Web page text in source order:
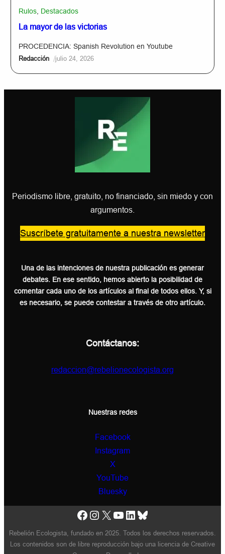
Rulos Destacados
La mayor de las victorias
PROCEDENCIA: Spanish Revolution en Youtube
Redacción /julio 24, 2026
Periodismo libre, gratuito, no financiado, sin miedo y con
argumentos.
Suscríbete gratuitamente a nuestra newsletter
Una de las intenciones de nuestra publicación es generar
debates. En ese sentido, hemos abierto la posibilidad de
comentar cada uno de los artículos al final de todos ellos. Y, si
es necesario, se puede contestar a través de otro artículo.
Contáctanos:
redaccion@rebelionecologista.org
Nuestras redes
Facebook
Instagram
X
YouTube
Bluesky
Facebook
Instagram
X YouTube
LinkedIn
Bluesky
Rebelión Ecologista, fundado en 2025. Todos los derechos reservados.
Los contenidos son de libre reproducción bajo una licencia de Creative